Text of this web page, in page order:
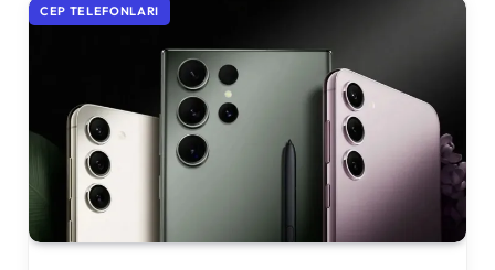
CEP TELEFONLARI